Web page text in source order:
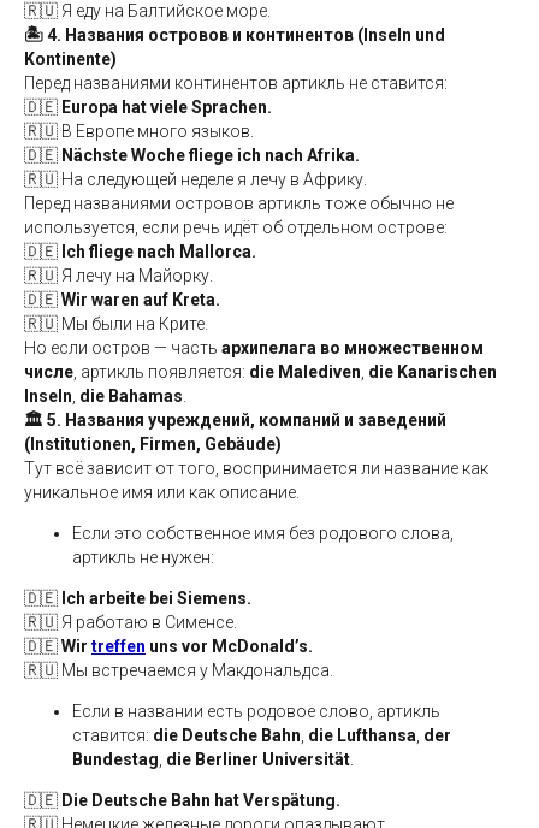
🇷🇺 Я еду на Балтийское море.
🏝️ 4. Названия островов и континентов (Inseln und
Kontinente)
Перед названиями континентов артикль не ставится:
🇩🇪 Europa hat viele Sprachen.
🇷🇺 В Европе много языков.
🇩🇪 Nächste Woche fliege ich nach Afrika.
🇷🇺 На следующей неделе я лечу в Африку.
Перед названиями островов артикль тоже обычно не
используется, если речь идёт об отдельном острове:
🇩🇪 Ich fliege nach Mallorca.
🇷🇺 Я лечу на Майорку.
🇩🇪Wir waren auf Kreta.
🇷🇺 Мы были на Крите.
Но если остров — часть архипелага во множественном
числе , артикль появляется: die Malediven die Kanarischen
Inseln die Bahamas
🏛️ 5. Названия учреждений, компаний и заведений
(Institutionen, Firmen, Gebäude)
Тут всё зависит от того, воспринимается ли название как
уникальное имя или как описание.
Если это собственное имя без родового слова,
артикль не нужен:
🇩🇪 Ich arbeite bei Siemens.
🇷🇺 Я работаю в Сименсе.
🇩🇪Wir treffen uns vor McDonald’s.
🇷🇺 Мы встречаемся у Макдональдса.
Если в названии есть родовое слово, артикль
ставится: die Deutsche Bahn die Lufthansa der
Bundestag die Berliner Universität
🇩🇪 Die Deutsche Bahn hat Verspätung.